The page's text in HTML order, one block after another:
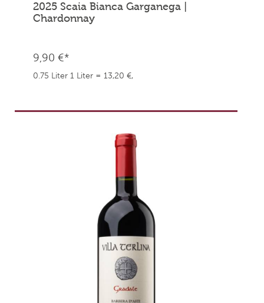
2025 Scaia Bianca Garganega |
Chardonnay
9,90 €*
0.75 Liter 1 Liter = 13,20 €,